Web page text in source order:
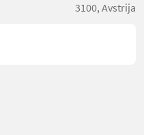
3100, Avstrija